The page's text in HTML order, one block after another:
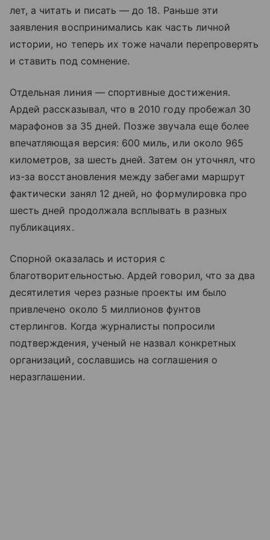
лет, а читать и писать — до 18. Раньше эти
заявления воспринимались как часть личной
истории, но теперь их тоже начали перепроверять
и ставить под сомнение.
Отдельная линия — спортивные достижения.
Ардей рассказывал, что в 2010 году пробежал 30
марафонов за 35 дней. Позже звучала еще более
впечатляющая версия: 600 миль, или около 965
километров, за шесть дней. Затем он уточнял, что
из-за восстановления между забегами маршрут
фактически занял 12 дней, но формулировка про
шесть дней продолжала всплывать в разных
публикациях.
Спорной оказалась и история с
благотворительностью. Ардей говорил, что за два
десятилетия через разные проекты им было
привлечено около 5 миллионов фунтов
стерлингов. Когда журналисты попросили
подтверждения, ученый не назвал конкретных
организаций, сославшись на соглашения о
неразглашении.